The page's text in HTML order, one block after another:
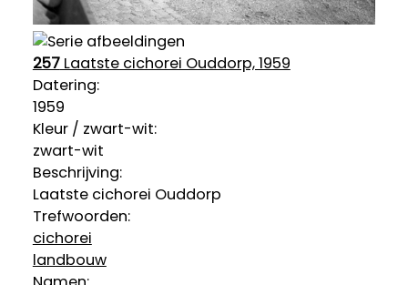
257Laatste cichorei Ouddorp, 1959
Datering:
1959
Kleur / zwart-wit:
zwart-wit
Beschrijving:
Laatste cichorei Ouddorp
Trefwoorden:
cichorei
landbouw